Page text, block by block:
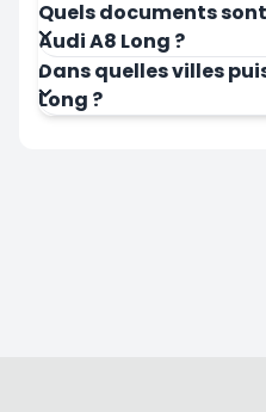
Quels documents
Audi A8 Long ?
Dans quelles villes
Long ?